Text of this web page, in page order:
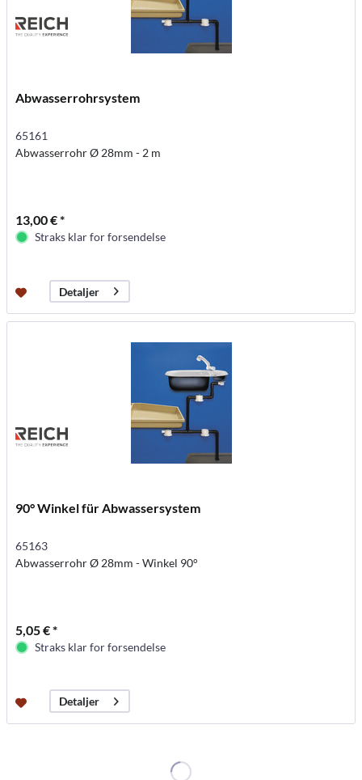
Abwasserrohrsystem
65161
Abwasserrohr Ø 28mm - 2 m
13,00 € *
Straks klar for forsendelse
Detaljer
90° Winkel für Abwassersystem
65163
Abwasserrohr Ø 28mm - Winkel 90°
5,05 € *
Straks klar for forsendelse
Detaljer